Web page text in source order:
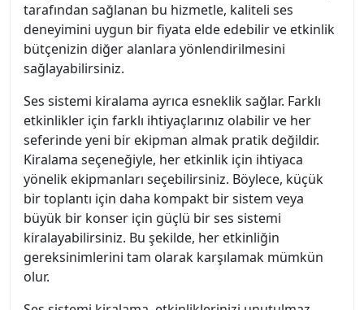
tarafından sağlanan bu hizmetle, kaliteli ses
deneyimini uygun bir fiyata elde edebilir ve etkinlik
bütçenizin diğer alanlara yönlendirilmesini
sağlayabilirsiniz.
Ses sistemi kiralama ayrıca esneklik sağlar. Farklı
etkinlikler için farklı ihtiyaçlarınız olabilir ve her
seferinde yeni bir ekipman almak pratik değildir.
Kiralama seçeneğiyle, her etkinlik için ihtiyaca
yönelik ekipmanları seçebilirsiniz. Böylece, küçük
bir toplantı için daha kompakt bir sistem veya
büyük bir konser için güçlü bir ses sistemi
kiralayabilirsiniz. Bu şekilde, her etkinliğin
gereksinimlerini tam olarak karşılamak mümkün
olur.